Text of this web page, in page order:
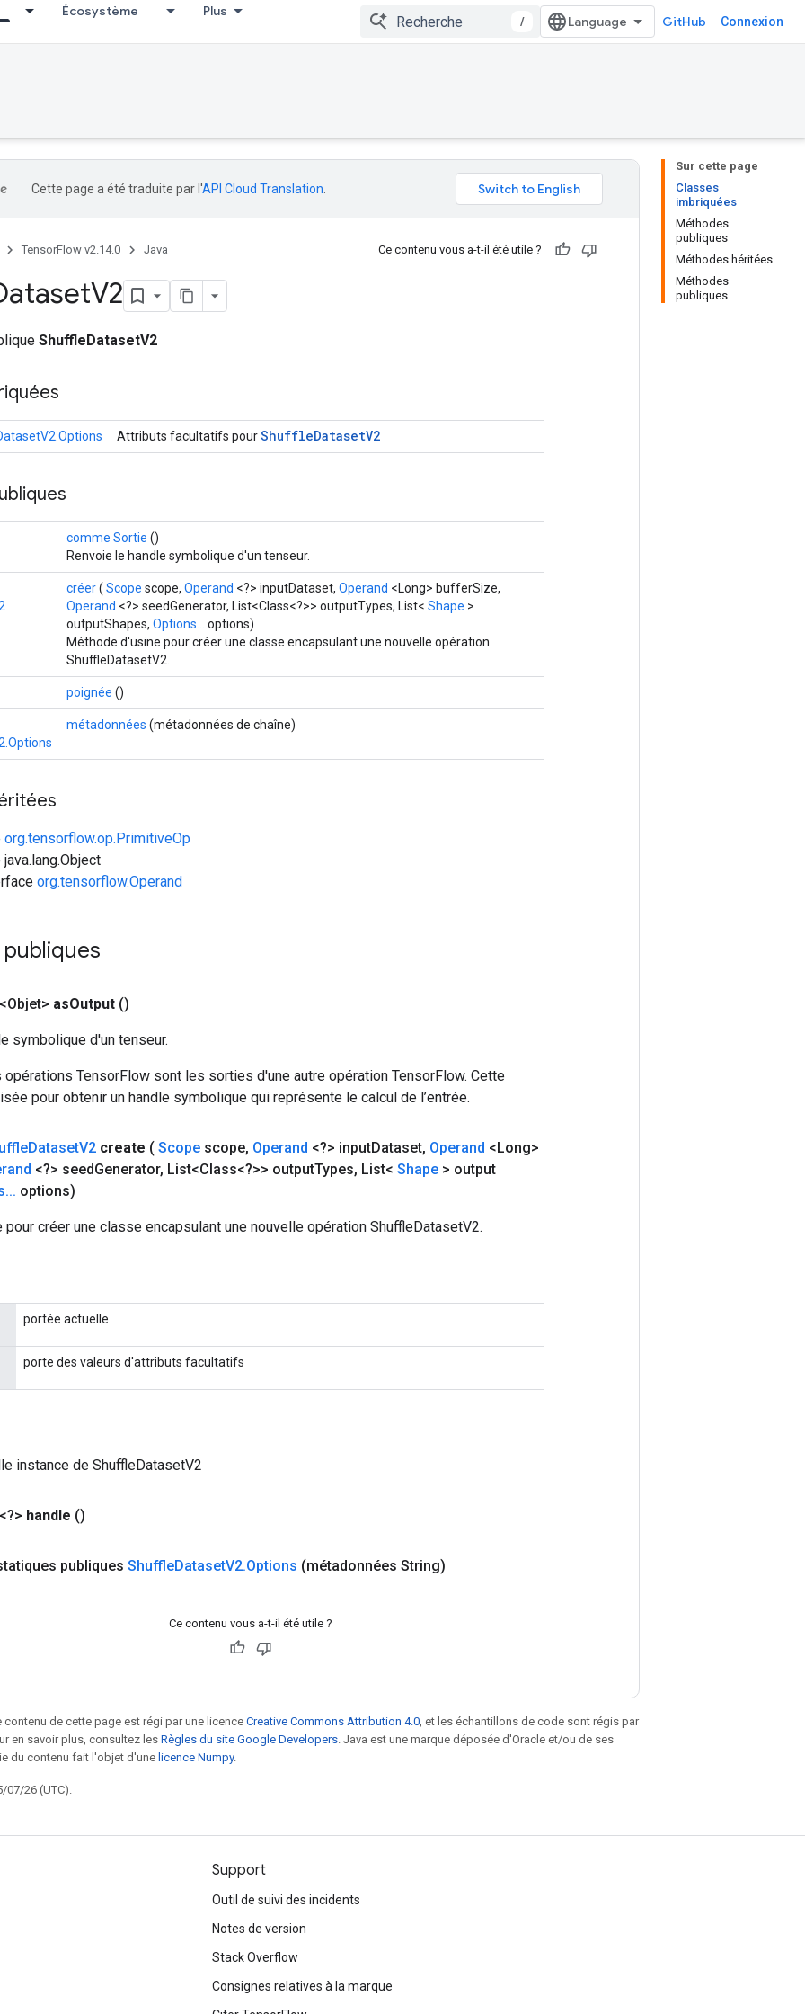
Écosystème Plus
/ GitHub Connexion
Sur cette page
Classes
imbriquées
Méthodes
publiques
Méthodes héritées
Méthodes
publiques
Cette page a été traduite par l'API Cloud Translation
TensorFlow v2.14.0 Java Ce contenu vous a-t-il été utile ?
V2
ShuffleDatasetV2
Attributs facultatifs pourShuffleDatasetV2
comme Sortie ()
Renvoie le handle symbolique d'un tenseur.
créer( Scope scope, Operand <?> inputDataset, Operand <Long> bufferSize,
Operand <?> seedGenerator, List<Class<?>> outputTypes, List< Shape >
outputShapes, Options...
options)
Méthode d'usine pour créer une classe encapsulant une nouvelle opération
ShuffleDatasetV2.
poignée ()
métadonnées (métadonnées de chaîne)
org.tensorflow.op.PrimitiveOp
org.tensorflow.Operand
asOutput ()
symbolique d'un tenseur.
TensorFlow sont les sorties d'une autre opération TensorFlow. Cette
pour obtenir un handle symbolique qui représente le calcul de l’entrée.
DatasetV2 create ( Scope scope, Operand <?> inputDataset, Operand <Long>
<?> seedGenerator, List<Class<?>> outputTypes, List< Shape > output
... options)
créer une classe encapsulant une nouvelle opération ShuffleDatasetV2.
portée actuelle
porte des valeurs d'attributs facultatifs
instance de ShuffleDatasetV2
handle ()
publiques ShuffleDatasetV2.Options (métadonnées String)
Ce contenu vous a-t-il été utile ?
de cette page est régi par une licence Creative Commons Attribution 4.0 , et les échantillons de code sont régis par
en savoir plus, consultez les Règles du site Google Developers . Java est une marque déposée d'Oracle et/ou de ses
du contenu fait l'objet d'une licence Numpy.
07/26 (UTC).
Support
Outil de suivi des incidents
Notes de version
Stack Overflow
Consignes relatives à la marque